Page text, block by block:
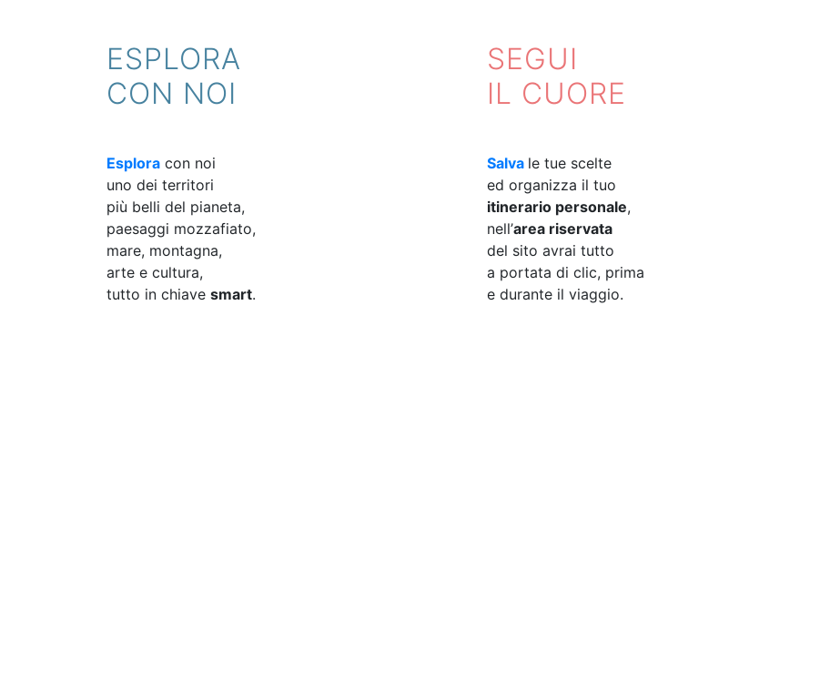
ESPLORA
CON NOI
Esplora con noi
uno dei territori
più belli del pianeta,
paesaggi mozzafiato,
mare, montagna,
arte e cultura,
tutto in chiave smart.
SEGUI
IL CUORE
Salva le tue scelte
ed organizza il tuo
itinerario personale,
nell’area riservata
del sito avrai tutto
a portata di clic, prima
e durante il viaggio.